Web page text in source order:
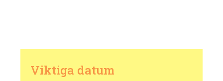
Viktiga datum